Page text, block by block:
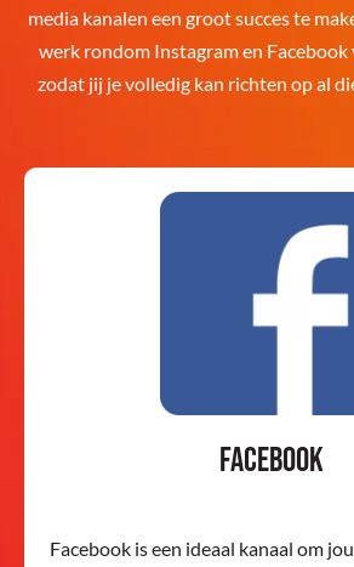
media kanalen een groot succes te
werk rondom Instagram en
zodat jij je volledig kan richten op al
Facebook
Facebook is een ideaal kanaal om